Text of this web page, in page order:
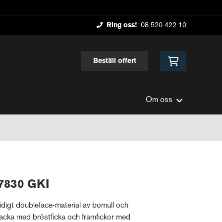
Ring oss! 08-520 422 10
Beställ offert
Om oss
GKI
doubleface-material av bomull och
med bröstficka och framfickor med